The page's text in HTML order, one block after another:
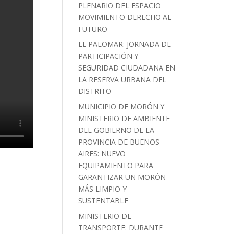
PLENARIO DEL ESPACIO
MOVIMIENTO DERECHO AL
FUTURO
EL PALOMAR: JORNADA DE
PARTICIPACIÓN Y
SEGURIDAD CIUDADANA EN
LA RESERVA URBANA DEL
DISTRITO
MUNICIPIO DE MORÓN Y
MINISTERIO DE AMBIENTE
DEL GOBIERNO DE LA
PROVINCIA DE BUENOS
AIRES: NUEVO
EQUIPAMIENTO PARA
GARANTIZAR UN MORÓN
MÁS LIMPIO Y
SUSTENTABLE
MINISTERIO DE
TRANSPORTE: DURANTE